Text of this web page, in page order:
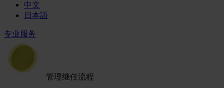
中文
日本語
专业服务
管理继任流程